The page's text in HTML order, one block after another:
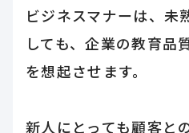
ビジネスマナーは、未
しても、企業の教育品
を想起させます。
新人にとっても顧客と